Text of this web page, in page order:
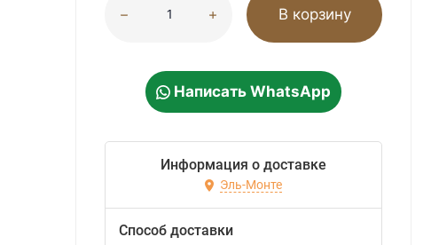
В корзину
Написать WhatsApp
Информация о доставке
Эль-Монте
Способ доставки